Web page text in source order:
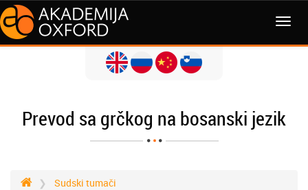
Prevod sa grčkog na bosanski jezik
Sudski tumači